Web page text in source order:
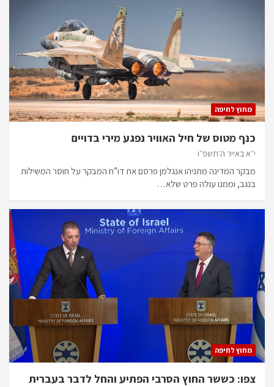
מחוץ לחיפה
כנף מטוס של חיל האוויר נפגע מירי בדויים
י״א באייר ה׳תשפ״ו
מבקר המדינה מתניהו אנגלמן פרסם את דו”ח המבקר על חוסר המשילות
בנגב, וממנו עולה פרט שלא…
מחוץ לחיפה
צפו: כששר החוץ הסרבי הפתיע והחל לדבר בעברית